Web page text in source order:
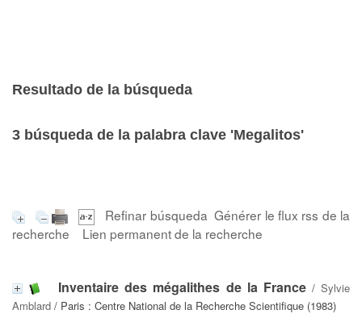
Resultado de la búsqueda
3 búsqueda de la palabra clave 'Megalitos'
Refinar búsqueda Générer le flux rss de la
recherche
Lien permanent de la recherche
Inventaire des mégalithes de la France/ Sylvie
Amblard / Paris : Centre National de la Recherche Scientifique (1983)